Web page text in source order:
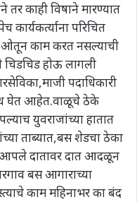
तर काही विषाने मारण्यात
परिचित
ओतून काम करत नसल्याची
चिडचिड होऊ लागली
पदाधिकारी
घेत आहेत.वाळूचे ठेके
युवराजांच्या हातात
ताब्यात,बस शेडचा ठेका
आपले दातावर दात आदळून
बस आगाराच्या
काम महिनाभर का बंद